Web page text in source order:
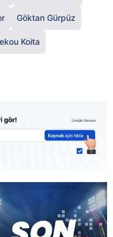
Göktan Gürpüz
Koita